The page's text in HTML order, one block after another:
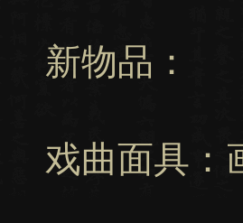
新物品：
戏曲面具：